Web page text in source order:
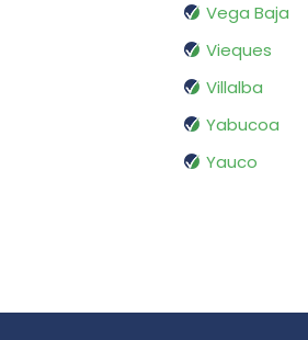
Vega Baja
Vieques
Villalba
Yabucoa
Yauco